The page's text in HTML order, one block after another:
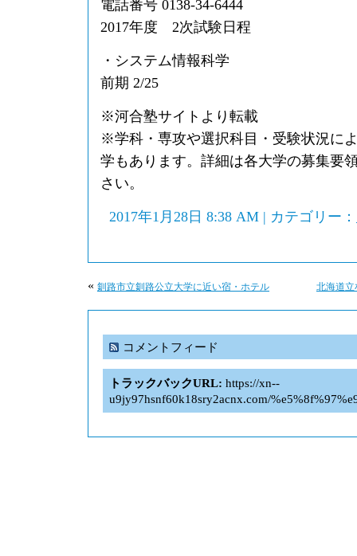
電話番号 0138-34-6444
2017年度 2次試験日程
・システム情報科学
前期 2/25
※河合塾サイトより転載
※学科・専攻や選択科目・受験状況に
学もあります。詳細は各大学の募集要
さい。
2017年1月28日 8:38 AM | カテゴリー：
« 釧路市立釧路公立大学に近い宿・ホテル 北海道立
コメントフィード
トラックバックURL: https://xn--
u9jy97hsnf60k18sry2acnx.com/